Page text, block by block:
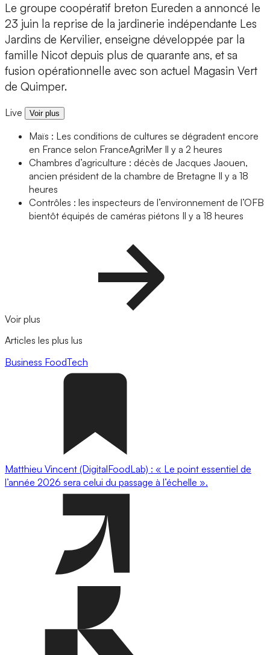
Le groupe coopératif breton Eureden a annoncé le
23 juin la reprise de la jardinerie indépendante Les
Jardins de Kervilier, enseigne développée par la
famille Nicot depuis plus de quarante ans, et sa
fusion opérationnelle avec son actuel Magasin Vert
de Quimper.
Live Voir plus
Maïs : Les conditions de cultures se dégradent encore
en France selon FranceAgriMer Il y a 2 heures
Chambres d’agriculture : décès de Jacques Jaouen,
ancien président de la chambre de Bretagne Il y a 18
heures
Contrôles : les inspecteurs de l’environnement de l’OFB
bientôt équipés de caméras piétons Il y a 18 heures
Voir plus
Articles les plus lus
Business FoodTech
Matthieu Vincent (DigitalFoodLab) : « Le point essentiel de
l’année 2026 sera celui du passage à l’échelle ».